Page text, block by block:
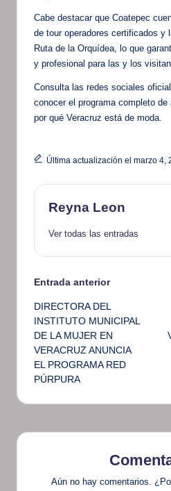
Cabe destacar que Coatepec
de tour operadores certificados y
Ruta de la Orquídea, lo que
y profesional para las y los
Consulta las redes sociales
conocer el programa completo
por qué Veracruz está de moda.
Última actualización el marzo 4,
Reyna Leon
Ver todas las entradas
Navegación
de
entradas
Entrada anterior
DIRECTORA DEL
INSTITUTO MUNICIPAL
DE LA MUJER EN
VERACRUZ ANUNCIA
EL PROGRAMA RED
PÚRPURA
Aún no hay comentarios.